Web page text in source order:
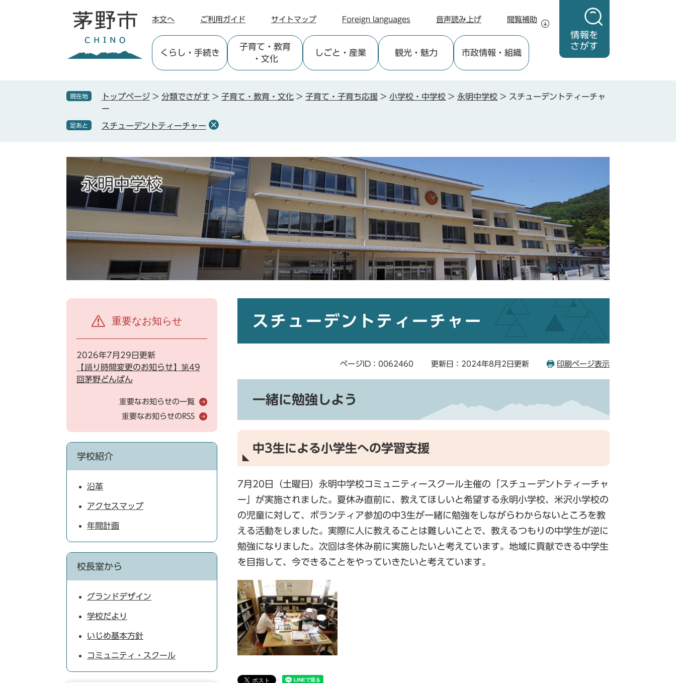
情報を
さがす
本文へ ご利用ガイド サイトマップ Foreign languages 音声読み上げ 閲覧補助
くらし ・手続き
子育て ・教育
・文化
しごと ・産業 観光・魅力 市政情報 ・組織
現在地 トップページ > 分類でさがす > 子育て・教育・文化 > 子育て・子育ち応援 > 小学校・中学校 > 永明中学校 > スチューデントティーチャ
ー
足あと スチューデントティーチャー
永明中学校
スチューデントティーチャー
ページID：0062460 更新日：2024年8月2日更新 印刷ページ表示
一緒に勉強しよう
中3生による小学生への学習支援
7月20日（土曜日）永明中学校コミュニティースクール主催の「スチューデントティーチャ
ー」が実施されました。夏休み直前に、教えてほしいと希望する永明小学校、米沢小学校の
の児童に対して、ボランティア参加の中3生が一緒に勉強をしながらわからないところを教
える活動をしました。実際に人に教えることは難しいことで、教えるつもりの中学生が逆に
勉強になりました。次回は冬休み前に実施したいと考えています。地域に貢献できる中学生
を目指して、今できることをやっていきたいと考えています。
重要なお知らせ
2026年7月29日更新
【踊り時間変更のお知らせ】第49
回茅野どんばん
重要なお知らせの一覧
重要なお知らせのRSS
学校紹介
沿革
アクセスマップ
年間計画
校長室から
グランドデザイン
学校だより
いじめ基本方針
コミュニティ・スクール